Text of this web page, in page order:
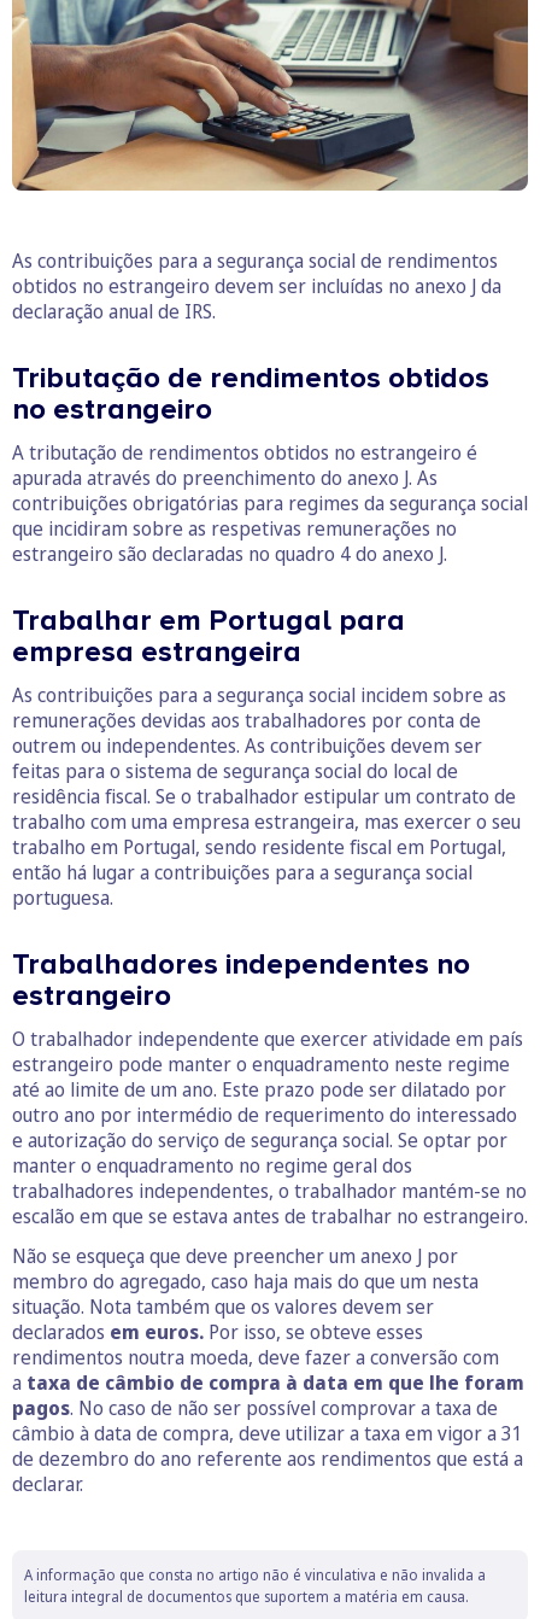
As contribuições para a segurança social de rendimentos
obtidos no estrangeiro devem ser incluídas no anexo J da
declaração anual de IRS.
Tributação de rendimentos obtidos
no estrangeiro
A tributação de rendimentos obtidos no estrangeiro é
apurada através do preenchimento do anexo J. As
contribuições obrigatórias para regimes da segurança social
que incidiram sobre as respetivas remunerações no
estrangeiro são declaradas no quadro 4 do anexo J.
Trabalhar em Portugal para
empresa estrangeira
As contribuições para a segurança social incidem sobre as
remunerações devidas aos trabalhadores por conta de
outrem ou independentes. As contribuições devem ser
feitas para o sistema de segurança social do local de
residência fiscal. Se o trabalhador estipular um contrato de
trabalho com uma empresa estrangeira, mas exercer o seu
trabalho em Portugal, sendo residente fiscal em Portugal,
então há lugar a contribuições para a segurança social
portuguesa.
Trabalhadores independentes no
estrangeiro
O trabalhador independente que exercer atividade em país
estrangeiro pode manter o enquadramento neste regime
até ao limite de um ano. Este prazo pode ser dilatado por
outro ano por intermédio de requerimento do interessado
e autorização do serviço de segurança social. Se optar por
manter o enquadramento no regime geral dos
trabalhadores independentes, o trabalhador mantém-se no
escalão em que se estava antes de trabalhar no estrangeiro.
Não se esqueça que deve preencher um anexo J por
membro do agregado, caso haja mais do que um nesta
situação. Nota também que os valores devem ser
declarados em euros. Por isso, se obteve esses
rendimentos noutra moeda, deve fazer a conversão com
a taxa de câmbio de compra à data em que lhe foram
pagos. No caso de não ser possível comprovar a taxa de
câmbio à data de compra, deve utilizar a taxa em vigor a 31
de dezembro do ano referente aos rendimentos que está a
declarar.
A informação que consta no artigo não é vinculativa e não invalida a
leitura integral de documentos que suportem a matéria em causa.